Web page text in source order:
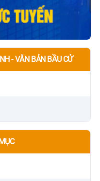
- VĂN BẢN BẦU CỬ